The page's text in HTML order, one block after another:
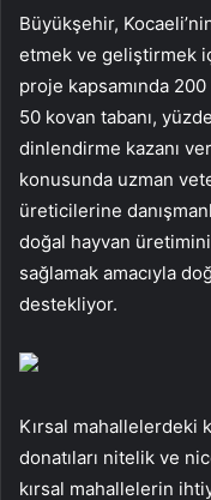
Büyükşehir,
etmek ve geliştirmek
proje kapsamında
50 kovan tabanı,
dinlendirme kazanı
konusunda uzman
üreticilerine
doğal hayvan
sağlamak amacıyla
destekliyor.
Kırsal mahallelerdeki
donatıları nitelik ve
kırsal mahallelerin